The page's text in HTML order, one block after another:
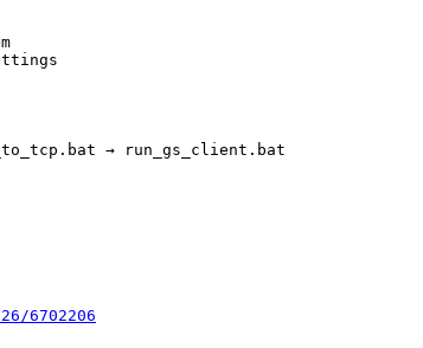
→ run_gs_client.bat
6702206